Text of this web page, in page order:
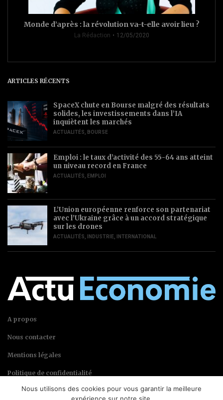
Monde d’après : la révolution va-t-elle avoir lieu ?
La Rédaction 12/05/2020
ARTICLES RÉCENTS
SpaceX chute en Bourse malgré des résultats
solides, les investissements dans l’IA
inquiètent les marchés
ACTUALITÉS, BOURSE
Emploi : le taux d’activité des 55-64 ans atteint
un niveau record en France
ACTUALITÉS, EMPLOI
L’Union européenne renforce son partenariat
avec l’Ukraine grâce à un accord stratégique
sur les drones
ACTUALITÉS, INDUSTRIE, INTERNATIONAL
A propos
Nous contacter
Mentions légales
Politique de confidentialité
Nous utilisons des cookies pour vous garantir la meilleure